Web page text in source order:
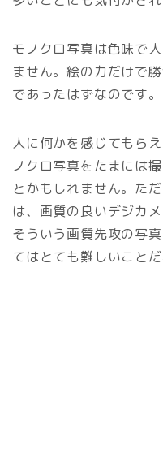
モノクロ写真は色味で
ません。絵の力だけで
であったはずなのです。
人に何かを感じてもら
ノクロ写真をたまには
とかもしれません。た
は、画質の良いデジカ
そういう画質先攻の写
てはとても難しいことだ